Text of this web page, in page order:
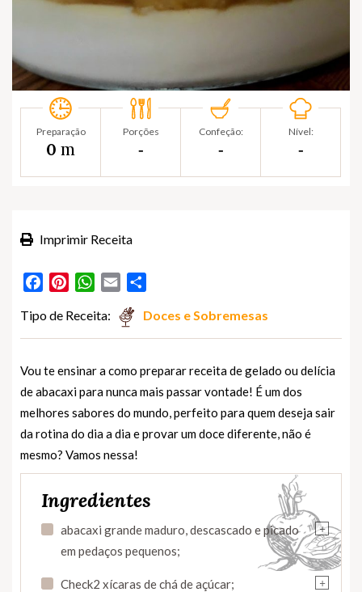
Preparação
0 m
Porções
‐
Confeção:
‐
Nível:
‐
Imprimir Receita
FacebookPinterestWhatsApp
Email
Tipo de Receita: Doces e Sobremesas
Vou te ensinar a como preparar receita de gelado ou delícia
de abacaxi para nunca mais passar vontade! É um dos
melhores sabores do mundo, perfeito para quem deseja sair
da rotina do dia a dia e provar um doce diferente, não é
mesmo? Vamos nessa!
Ingredientes
+
abacaxi grande maduro, descascado e picado
em pedaços pequenos;
+
Check2 xícaras de chá de açúcar;